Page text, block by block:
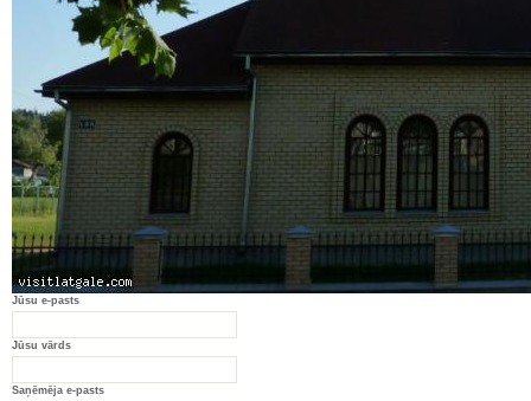
Jūsu e-pasts
Jūsu vārds
Saņēmēja e-pasts